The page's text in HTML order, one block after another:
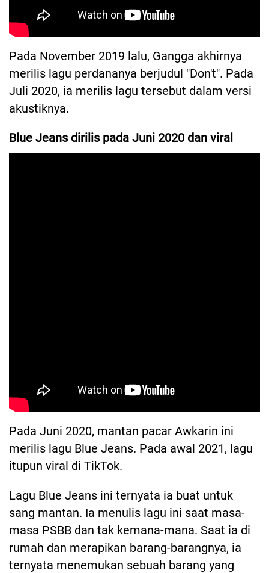
Pada November 2019 lalu, Gangga akhirnya
merilis lagu perdananya berjudul "Don't". Pada
Juli 2020, ia merilis lagu tersebut dalam versi
akustiknya.
Blue Jeans dirilis pada Juni 2020 dan viral
Pada Juni 2020, mantan pacar Awkarin ini
merilis lagu Blue Jeans. Pada awal 2021, lagu
itupun viral di TikTok.
Lagu Blue Jeans ini ternyata ia buat untuk
sang mantan. Ia menulis lagu ini saat masa-
masa PSBB dan tak kemana-mana. Saat ia di
rumah dan merapikan barang-barangnya, ia
ternyata menemukan sebuah barang yang